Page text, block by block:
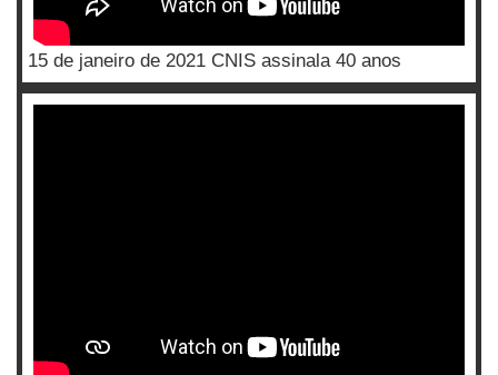
15 de janeiro de 2021 CNIS assinala 40 anos